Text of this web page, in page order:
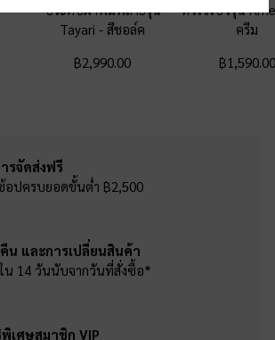
ประดับผ้าพิมพ์ลายรุ่น
Tayari-สีชอล์ค
฿2,990.00
หัวใจโบว์รุ่น
ครีม
฿1,590.00
รจัดส่งฟรี
อปครบยอดขั้นต่ำ ฿2,500
น และการเปลี่ยนสินค้า
น 14 วันนับจากวันที่สั่งซื้อ*
เศษสมาชิก VIP